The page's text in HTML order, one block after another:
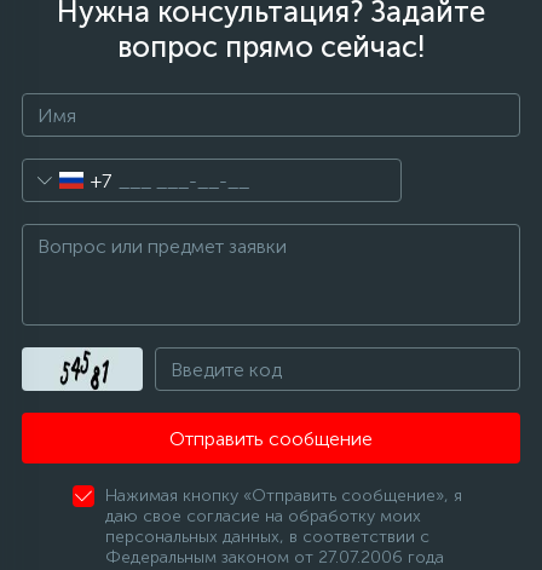
Нужна консультация? Задайте
вопрос прямо сейчас!
+7
Отправить сообщение
Нажимая кнопку «Отправить сообщение», я
даю свое согласие на обработку моих
персональных данных, в соответствии с
Федеральным законом от 27.07.2006 года